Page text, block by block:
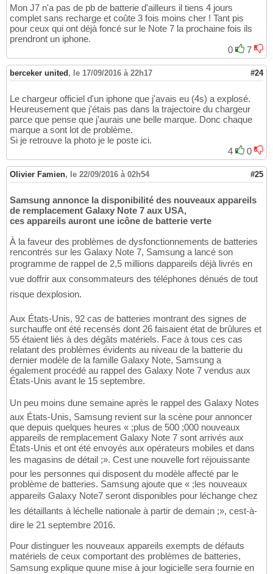
Mon J7 n'a pas de pb de batterie d'ailleurs il tiens 4 jours
complet sans recharge et coûte 3 fois moins cher ! Tant pis
pour ceux qui ont déjà foncé sur le Note 7 la prochaine fois ils
prendront un iphone.
0
7
berceker united , le 17/09/2016 à 22h17 #24
Le chargeur officiel d'un iphone que j'avais eu (4s) a explosé.
Heureusement que j'étais pas dans la trajectoire du chargeur
parce que pense que j'aurais une belle marque. Donc chaque
marque a sont lot de problème.
Si je retrouve la photo je le poste ici.
4
0
Olivier Famien, le 22/09/2016 à 02h54 #25
Samsung annonce la disponibilité des nouveaux appareils
de remplacement Galaxy Note 7 aux USA,
ces appareils auront une icône de batterie verte
À la faveur des problèmes de dysfonctionnements de batteries
rencontrés sur les Galaxy Note 7, Samsung a lancé son
programme de rappel de 2,5 millions dappareils déjà livrés en
vue doffrir aux consommateurs des téléphones dénués de tout
risque dexplosion.
Aux États-Unis, 92 cas de batteries montrant des signes de
surchauffe ont été recensés dont 26 faisaient état de brûlures et
55 étaient liés à des dégâts matériels. Face à tous ces cas
relatant des problèmes évidents au niveau de la batterie du
dernier modèle de la famille Galaxy Note, Samsung a
également procédé au rappel des Galaxy Note 7 vendus aux
États-Unis avant le 15 septembre.
Un peu moins dune semaine après le rappel des Galaxy Notes
aux États-Unis, Samsung revient sur la scène pour annoncer
que depuis quelques heures « ;plus de 500 ;000 nouveaux
appareils de remplacement Galaxy Note 7 sont arrivés aux
États-Unis et ont été envoyés aux opérateurs mobiles et dans
les magasins de détail ;». Cest une nouvelle fort réjouissante
pour les personnes qui disposent du modèle affecté par le
problème de batteries. Samsung ajoute que « ;les nouveaux
appareils Galaxy Note7 seront disponibles pour léchange chez
les détaillants à léchelle nationale à partir de demain ;», cest-à-
dire le 21 septembre 2016.
Pour distinguer les nouveaux appareils exempts de défauts
matériels de ceux comportant des problèmes de batteries,
Samsung explique quune mise à jour logicielle sera fournie en